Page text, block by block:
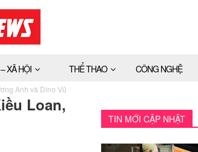
XÃ HỘI THỂ THAO CÔNG NGHỆ
Anh và Dino Vũ
Loan,
TIN MỚI CẬP NHẬT